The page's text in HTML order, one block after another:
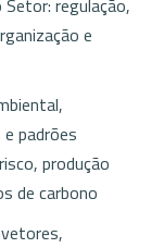
regulação,
e
padrões
produção
de carbono